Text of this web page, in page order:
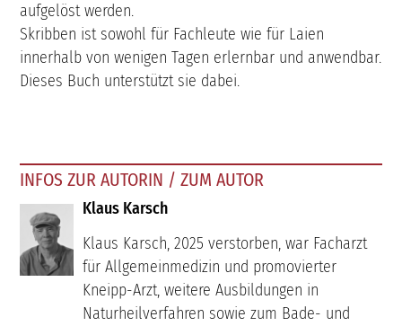
aufgelöst werden.
Skribben ist sowohl für Fachleute wie für Laien
innerhalb von wenigen Tagen erlernbar und anwendbar.
Dieses Buch unterstützt sie dabei.
INFOS ZUR AUTORIN / ZUM AUTOR
Klaus Karsch
Klaus Karsch, 2025 verstorben, war Facharzt
für Allgemeinmedizin und promovierter
Kneipp-Arzt, weitere Ausbildungen in
Naturheilverfahren sowie zum Bade- und